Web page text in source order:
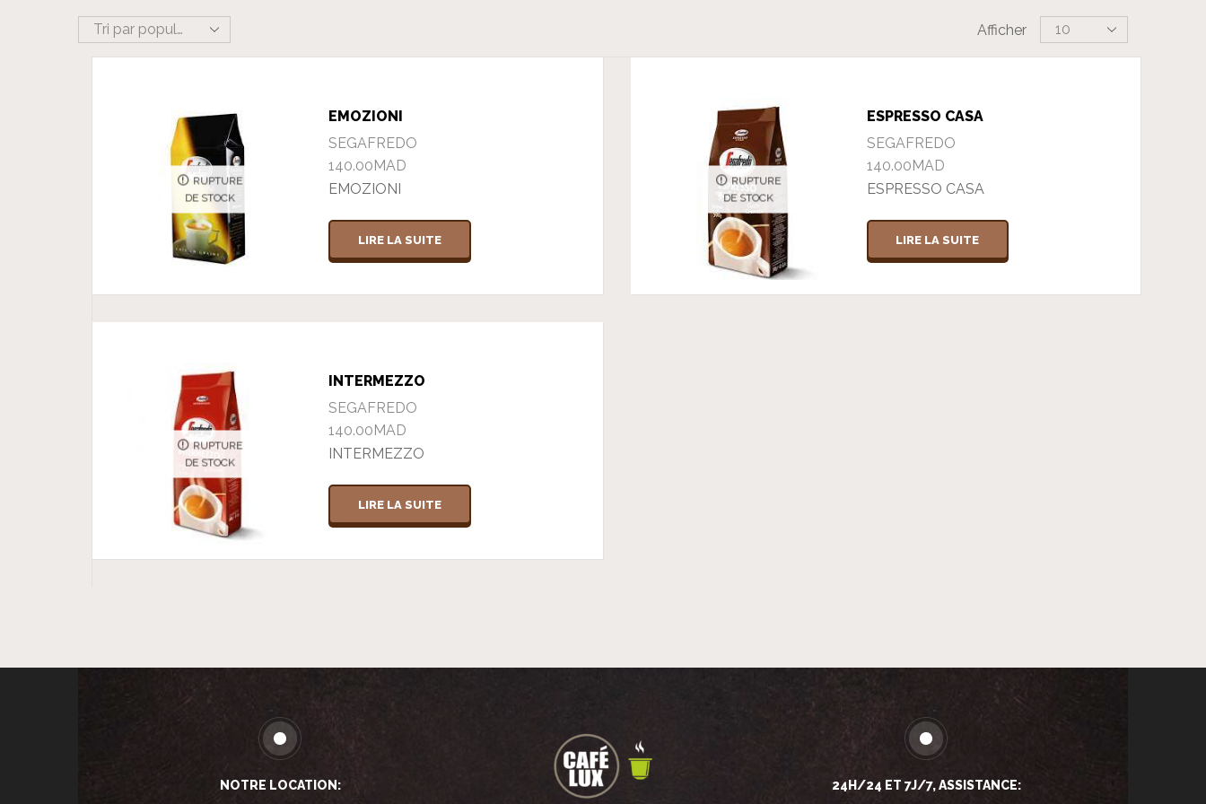
Afficher
Products
per
RUPTURE
DE STOCK
EMOZIONI
SEGAFREDO
140.00MAD
EMOZIONI
LIRE LA SUITE
RUPTURE
DE STOCK
ESPRESSO CASA
SEGAFREDO
140.00MAD
ESPRESSO CASA
LIRE LA SUITE
RUPTURE
DE STOCK
INTERMEZZO
SEGAFREDO
140.00MAD
INTERMEZZO
LIRE LA SUITE
NOTRE LOCATION: 24H/24 ET 7J/7, ASSISTANCE: